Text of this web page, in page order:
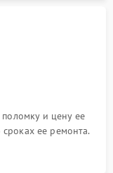
и цену ее
ее ремонта.